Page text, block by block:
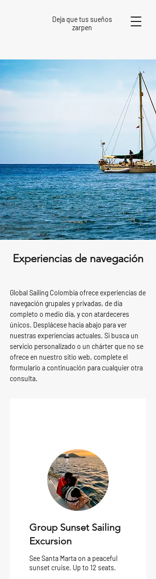
Deja que tus sueños
zarpen
Experiencias de navegación
Global Sailing Colombia ofrece experiencias de
navegación grupales y privadas, de día
completo o medio día, y con atardeceres
únicos. Desplácese hacia abajo para ver
nuestras experiencias actuales. Si busca un
servicio personalizado o un chárter que no se
ofrece en nuestro sitio web, complete el
formulario a continuación para cualquier otra
consulta.
Group Sunset Sailing
Excursion
See Santa Marta on a peaceful
sunset cruise. Up to 12 seats.